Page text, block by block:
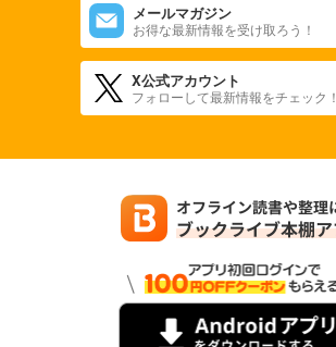
メールマガジン
お得な最新情報を受け取ろう！
X公式アカウント
フォローして最新情報をチェック！